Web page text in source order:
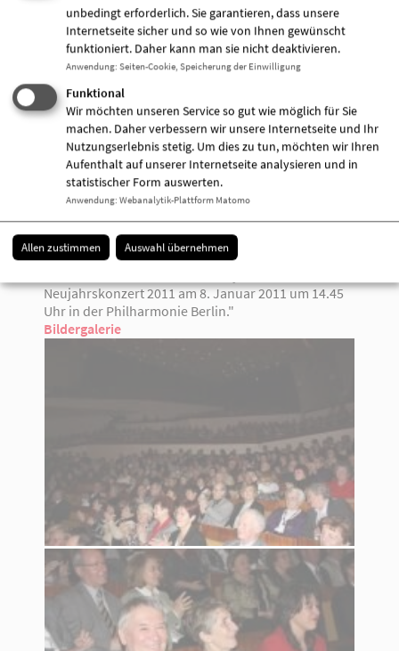
6jährigen Zwillinge Jule und Ole mit Unterstützung
der Lebenshilfe und der Arbeiterwohlfahrt Geld für
den Umbau des Einfamilienhauses sammelt.
Islands, gewannen jeweils AWO-Freunde aus Berlin
und Brandenburg.
Moderiert wurde das Konzert von der bekannten
Entertainerin und Sängerin Dagmar Frederic – ihr
Geschenk an die Gäste war eine eigene
Interpretation des Musical-Hits „Evita“.
Die Landesvorsitzenden Margrit Spielmann und
Hans Nisblé waren sichtlich begeistert von diesem
Neujahrskonzert 2011 am 8. Januar 2011 um 14.45
Uhr in der Philharmonie Berlin."
Bildergalerie
unbedingt erforderlich. Sie garantieren, dass unsere
Internetseite sicher und so wie von Ihnen gewünscht
funktioniert. Daher kann man sie nicht deaktivieren.
Anwendung: Seiten-Cookie, Speicherung der Einwilligung
Funktional
Wir möchten unseren Service so gut wie möglich für Sie
machen. Daher verbessern wir unsere Internetseite und Ihr
Nutzungserlebnis stetig. Um dies zu tun, möchten wir Ihren
Aufenthalt auf unserer Internetseite analysieren und in
statistischer Form auswerten.
Anwendung: Webanalytik-Plattform Matomo
Allen zustimmen Auswahl übernehmen